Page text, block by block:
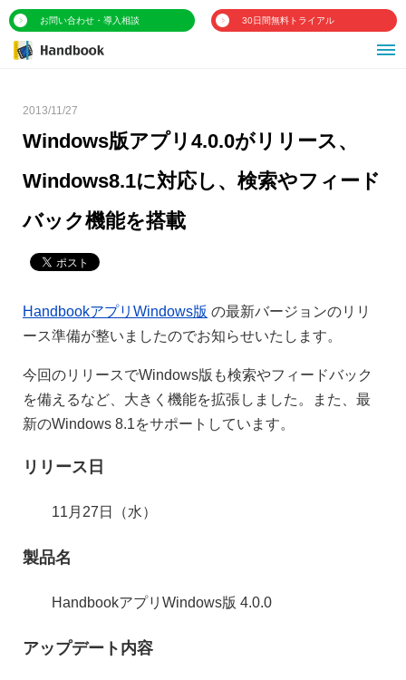
お問い合わせ・導入相談 30日間無料トライアル
2013/11/27
Windows版アプリ4.0.0がリリース、
Windows8.1に対応し、検索やフィード
バック機能を搭載
HandbookアプリWindows版 の最新バージョンのリリ
ース準備が整いましたのでお知らせいたします。
今回のリリースでWindows版も検索やフィードバック
を備えるなど、大きく機能を拡張しました。また、最
新のWindows 8.1をサポートしています。
リリース日
11月27日（水）
製品名
HandbookアプリWindows版 4.0.0
アップデート内容